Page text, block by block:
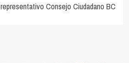
Consejo Ciudadano BC